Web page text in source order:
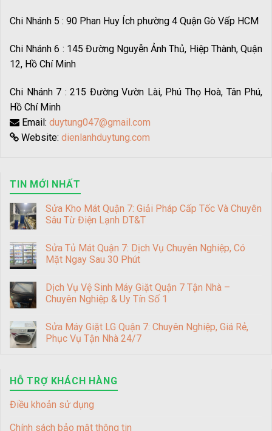
Chi Nhánh 5 : 90 Phan Huy Ích phường 4 Quận Gò Vấp HCM
Chi Nhánh 6 : 145 Đường Nguyễn Ảnh Thủ, Hiệp Thành, Quận
12, Hồ Chí Minh
Chi Nhánh 7 : 215 Đường Vườn Lài, Phú Thọ Hoà, Tân Phú,
Hồ Chí Minh
Email: duytung047@gmail.com
Website: dienlanhduytung.com
TIN MỚI NHẤT
Sửa Kho Mát Quận 7: Giải Pháp Cấp Tốc Và Chuyên
Sâu Từ Điện Lạnh DT&T
Sửa Tủ Mát Quận 7: Dịch Vụ Chuyên Nghiệp, Có
Mặt Ngay Sau 30 Phút
Dịch Vụ Vệ Sinh Máy Giặt Quận 7 Tận Nhà –
Chuyên Nghiệp & Uy Tín Số 1
Sửa Máy Giặt LG Quận 7: Chuyên Nghiệp, Giá Rẻ,
Phục Vụ Tận Nhà 24/7
HỖ TRỢ KHÁCH HÀNG
Điều khoản sử dụng
Chính sách bảo mật thông tin